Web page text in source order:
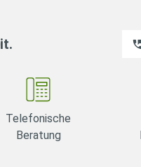
Telefonische
Beratung